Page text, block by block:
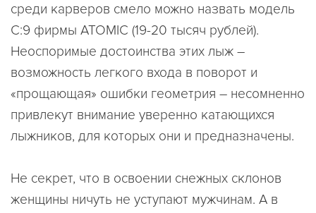
среди карверов смело можно назвать модель
C:9 фирмы ATOMIC (19-20 тысяч рублей).
Неоспоримые достоинства этих лыж –
возможность легкого входа в поворот и
«прощающая» ошибки геометрия – несомненно
привлекут внимание уверенно катающихся
лыжников, для которых они и предназначены.
Не секрет, что в освоении снежных склонов
женщины ничуть не уступают мужчинам. А в